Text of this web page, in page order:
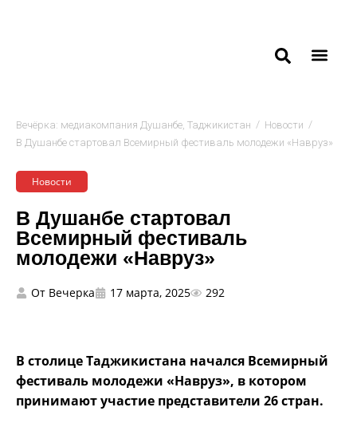
Вечёрка: медиакомпания Душанбе, Таджикистан / Новости /
В Душанбе стартовал Всемирный фестиваль молодежи «Навруз»
Новости
В Душанбе стартовал
Всемирный фестиваль
молодежи «Навруз»
От Вечерка 17 марта, 2025 292
В столице Таджикистана начался Всемирный
фестиваль молодежи «Навруз», в котором
принимают участие представители 26 стран.